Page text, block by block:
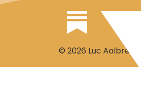
© 2026 Luc Aalbrecht